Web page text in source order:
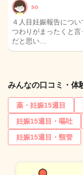
so
４人目妊娠報告につ
つわりがまったくと
だと思い…
みんなの口コミ・体
薬・妊娠15週目
妊娠15週目・嘔吐
妊娠15週目・頸管